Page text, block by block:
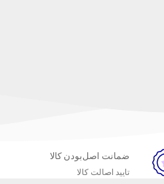
ضمانت اصل‌بودن کالا
تایید اصالت کالا